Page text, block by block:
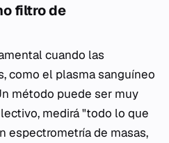
filtro de
cuando las
como el plasma sanguíneo
método puede ser muy
medirá "todo lo que
espectrometría de masas,